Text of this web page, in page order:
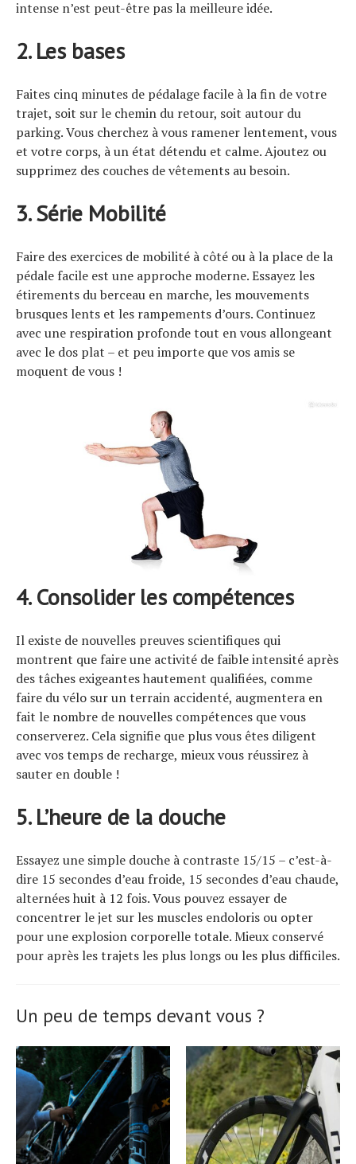
intense n’est peut-être pas la meilleure idée.
2. Les bases
Faites cinq minutes de pédalage facile à la fin de votre
trajet, soit sur le chemin du retour, soit autour du
parking. Vous cherchez à vous ramener lentement, vous
et votre corps, à un état détendu et calme. Ajoutez ou
supprimez des couches de vêtements au besoin.
3. Série Mobilité
Faire des exercices de mobilité à côté ou à la place de la
pédale facile est une approche moderne. Essayez les
étirements du berceau en marche, les mouvements
brusques lents et les rampements d’ours. Continuez
avec une respiration profonde tout en vous allongeant
avec le dos plat – et peu importe que vos amis se
moquent de vous !
4. Consolider les compétences
Il existe de nouvelles preuves scientifiques qui
montrent que faire une activité de faible intensité après
des tâches exigeantes hautement qualifiées, comme
faire du vélo sur un terrain accidenté, augmentera en
fait le nombre de nouvelles compétences que vous
conserverez. Cela signifie que plus vous êtes diligent
avec vos temps de recharge, mieux vous réussirez à
sauter en double !
5. L’heure de la douche
Essayez une simple douche à contraste 15/15 – c’est-à-
dire 15 secondes d’eau froide, 15 secondes d’eau chaude,
alternées huit à 12 fois. Vous pouvez essayer de
concentrer le jet sur les muscles endoloris ou opter
pour une explosion corporelle totale. Mieux conservé
pour après les trajets les plus longs ou les plus difficiles.
Un peu de temps devant vous ?